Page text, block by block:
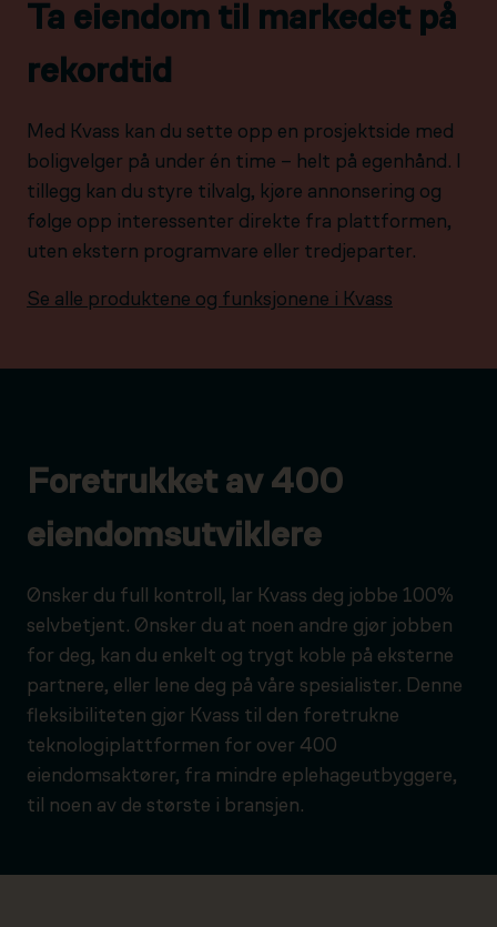
Ta eiendom til markedet på
rekordtid
Med Kvass kan du sette opp en prosjektside med
boligvelger på under én time – helt på egenhånd. I
tillegg kan du styre tilvalg, kjøre annonsering og
følge opp interessenter direkte fra plattformen,
uten ekstern programvare eller tredjeparter.
Se alle produktene og funksjonene i Kvass
Foretrukket av 400
eiendomsutviklere
Ønsker du full kontroll, lar Kvass deg jobbe 100%
selvbetjent. Ønsker du at noen andre gjør jobben
for deg, kan du enkelt og trygt koble på eksterne
partnere, eller lene deg på våre spesialister. Denne
fleksibiliteten gjør Kvass til den foretrukne
teknologiplattformen for over 400
eiendomsaktører, fra mindre eplehageutbyggere,
til noen av de største i bransjen.